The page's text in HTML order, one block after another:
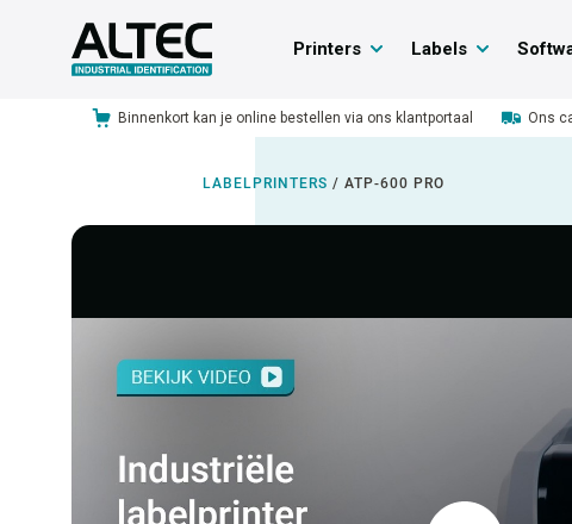
Printers Labels
Binnenkort kan je online bestellen via ons klantportaal Ons
LABELPRINTERS / ATP-600 PRO